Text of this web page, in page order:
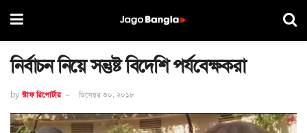
নির্বাচন নিয়ে সন্তুষ্ট বিদেশি পর্যবেক্ষকরা
by স্টাফ রিপোর্টার ডিসেম্বর ৩০, ২০১৮